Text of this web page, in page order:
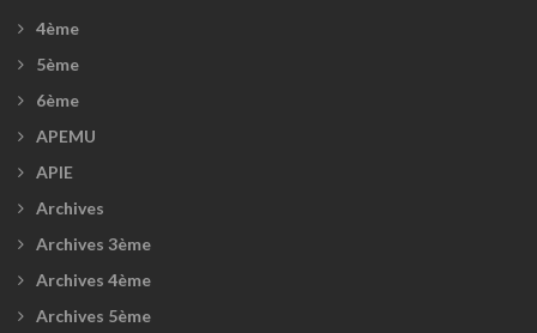
4ème
5ème
6ème
APEMU
APIE
Archives
Archives 3ème
Archives 4ème
Archives 5ème